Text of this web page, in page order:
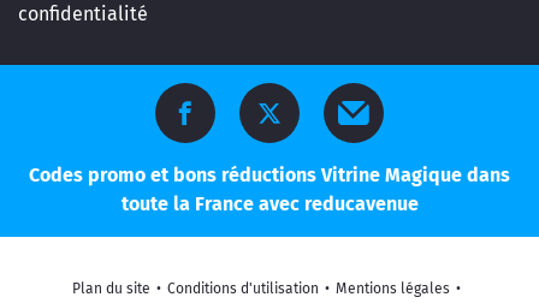
confidentialité
Codes promo et bons réductions Vitrine Magique dans
toute la France avec reducavenue
Plan du site • Conditions d'utilisation • Mentions légales •